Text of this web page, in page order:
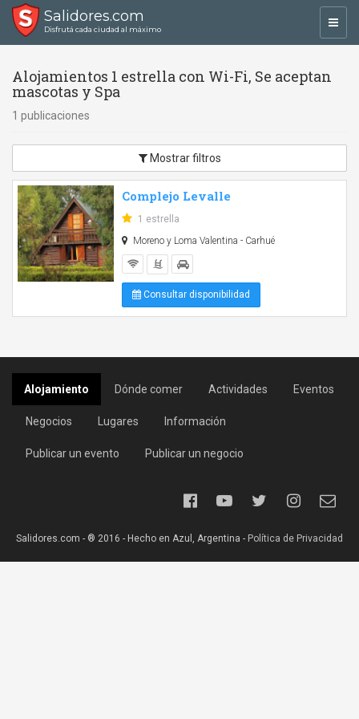
Salidores.com
Disfrutá cada ciudad al máximo
Alojamientos 1 estrella con Wi-Fi, Se aceptan
mascotas y Spa
1 publicaciones
Mostrar filtros
Complejo Levalle
1 estrella
Moreno y Loma Valentina - Carhué
Consultar disponibilidad
Alojamiento Dónde comer Actividades Eventos
Negocios Lugares Información
Publicar un evento Publicar un negocio
Salidores.com - ® 2016 - Hecho en Azul, Argentina - Política de Privacidad